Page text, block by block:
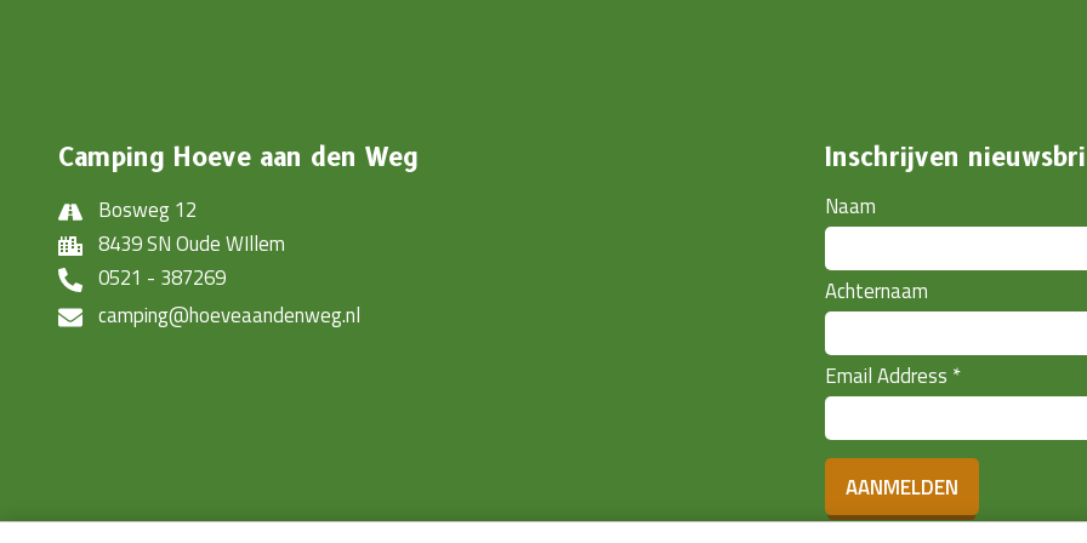
Camping Hoeve aan den Weg
Bosweg 12
8439 SN Oude WIllem
0521 - 387269
camping@hoeveaandenweg.nl
Inschrijven
Naam
Achternaam
Email Address *
AANMELDEN